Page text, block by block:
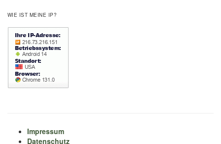
WIE IST MEINE IP?
Impressum
Datenschutz